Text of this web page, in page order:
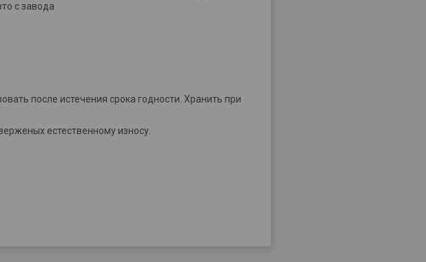
с завода
после истечения срока годности. Хранить при
естественному износу.